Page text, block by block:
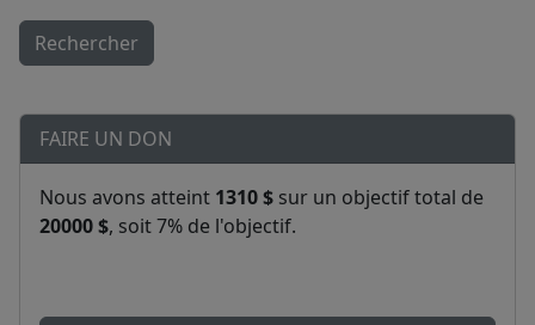
Rechercher
FAIRE UN DON
Nous avons atteint 1310 $ sur un objectif total de
20000 $, soit 7% de l'objectif.